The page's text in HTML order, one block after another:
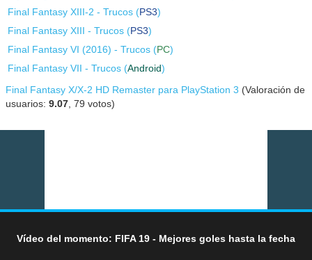
Final Fantasy XIII-2 - Trucos (PS3)
Final Fantasy XIII - Trucos (PS3)
Final Fantasy VI (2016) - Trucos (PC)
Final Fantasy VII - Trucos (Android)
Final Fantasy X/X-2 HD Remaster para PlayStation 3 (Valoración de
usuarios:9.07 ,79 votos)
Vídeo del momento: FIFA 19 - Mejores goles hasta la fecha